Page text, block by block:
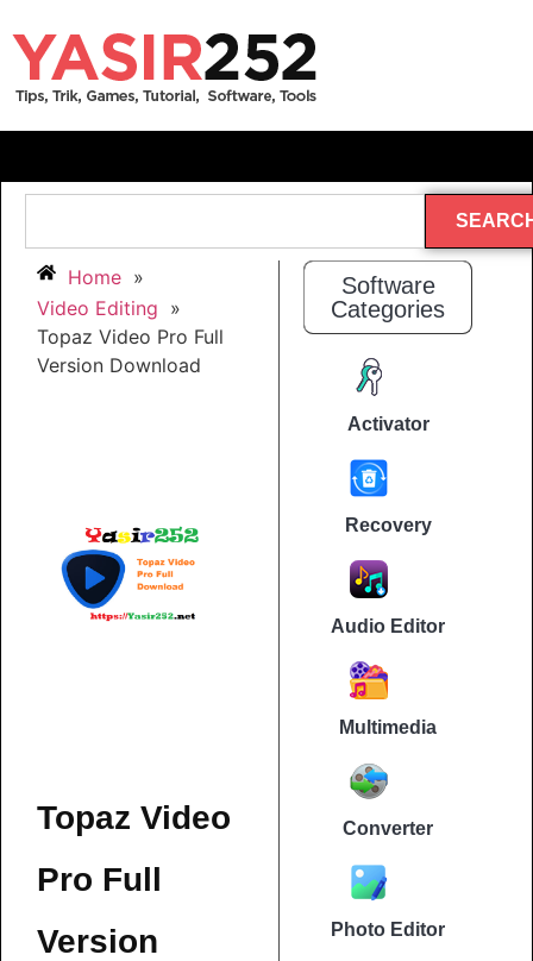
Home »
Video Editing »
Topaz Video Pro Full
Version Download
Topaz Video
Pro Full
Version
Software
Categories
Activator
Recovery
Audio Editor
Multimedia
Converter
Photo Editor